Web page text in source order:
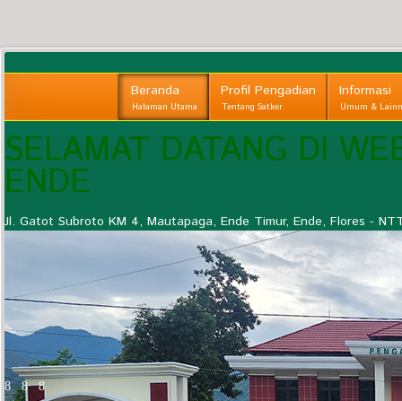
Beranda
Halaman Utama
Profil Pengadian
Tentang Satker
Informasi
Umum &
SELAMAT DATANG DI
ENDE
Jl. Gatot Subroto KM 4, Mautapaga, Ende Timur, Ende, Flores -